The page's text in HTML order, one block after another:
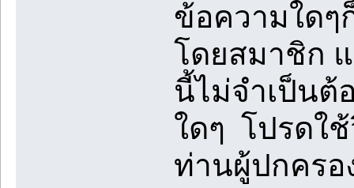
ข้อความใดๆ
โดยสมาชิก
นี้ไม่จำเป็นต้
ใดๆ โปรดใ
ท่านผู้ปกครอ